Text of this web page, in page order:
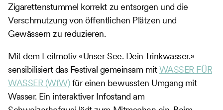
Zigarettenstummel korrekt zu entsorgen und die
Verschmutzung von öffentlichen Plätzen und
Gewässern zu reduzieren.
Mit dem Leitmotiv «Unser See. Dein Trinkwasser.»
sensibilisiert das Festival gemeinsam mitWASSER FÜR
WASSER (WfW)für einen bewussten Umgang mit
Wasser. Ein interaktiver Infostand am